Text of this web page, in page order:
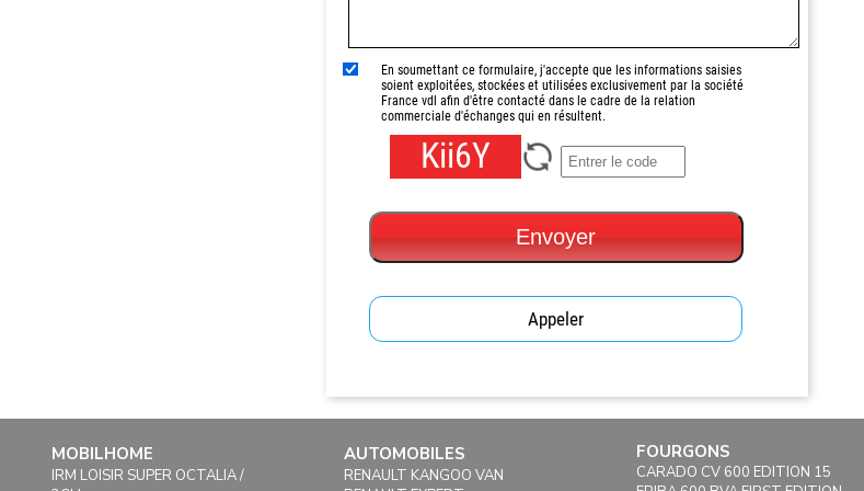
En soumettant ce formulaire, j'accepte que les informations saisies
soient exploitées, stockées et utilisées exclusivement par la société
France vdl afin d'être contacté dans le cadre de la relation
commerciale d'échanges qui en résultent.
Kii6Y
Envoyer
Appeler
MOBILHOME
IRM LOISIR SUPER OCTALIA /
AUTOMOBILES
RENAULT KANGOO VAN
FOURGONS
CARADO CV 600 EDITION 15